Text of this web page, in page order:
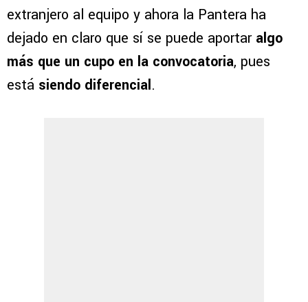
extranjero al equipo y ahora la Pantera ha
dejado en claro que sí se puede aportar algo
más que un cupo en la convocatoria, pues
está siendo diferencial.